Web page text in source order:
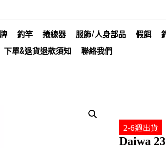
釣竿 捲線器 服飾/人身部品 假餌
下單&退貨退款須知
聯絡我們
2-6週出貨
Daiwa